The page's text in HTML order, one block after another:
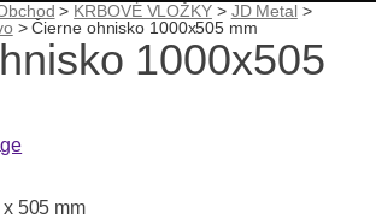
> KRBOVÉ VLOŽKY> JD Metal>
>Čierne ohnisko 1000x505 mm
1000x505
505 mm